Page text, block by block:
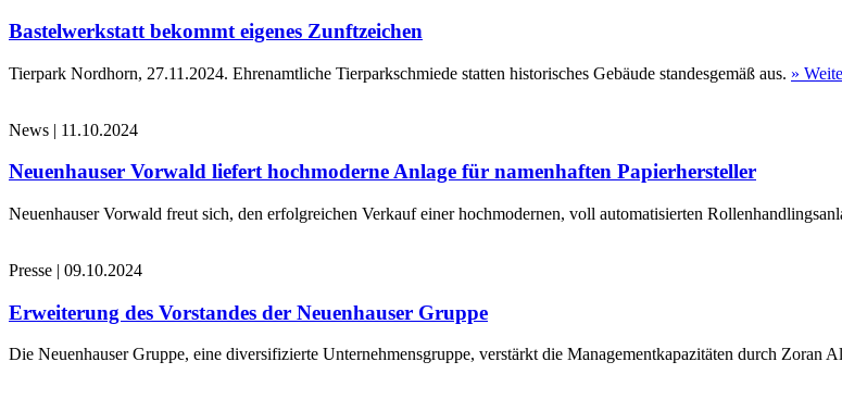
Bastelwerkstatt bekommt eigenes Zunftzeichen
Tierpark Nordhorn, 27.11.2024. Ehrenamtliche Tierparkschmiede statten historisches Gebäude standesgemäß aus. »
News | 11.10.2024
Neuenhauser Vorwald liefert hochmoderne Anlage für namenhaften Papierhersteller
Neuenhauser Vorwald freut sich, den erfolgreichen Verkauf einer hochmodernen, voll automatisierten
Presse | 09.10.2024
Erweiterung des Vorstandes der Neuenhauser Gruppe
Die Neuenhauser Gruppe, eine diversifizierte Unternehmensgruppe, verstärkt die Managementkapazitäten durch Zoran